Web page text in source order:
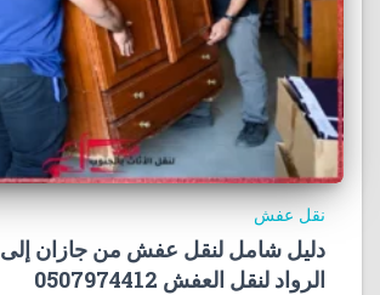
نقل عفش
دليل شامل لنقل عفش من جازان
الرواد لنقل العفش 0507974412